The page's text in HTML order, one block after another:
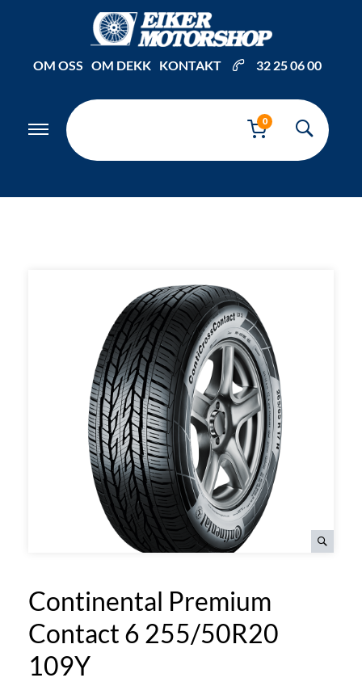
OM OSS OM DEKK KONTAKT 32 25 06 00
0
Continental Premium
Contact 6 255/50R20
109Y